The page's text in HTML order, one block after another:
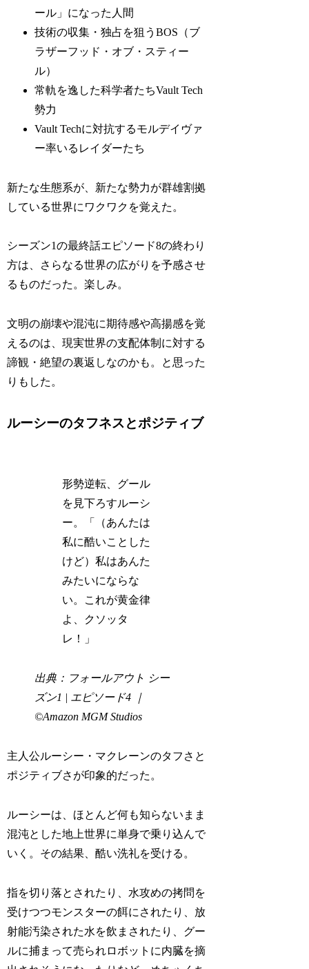
ール」になった人間
技術の収集・独占を狙うBOS（ブ
ラザーフッド・オブ・スティー
ル）
常軌を逸した科学者たちVault Tech
勢力
Vault Techに対抗するモルデイヴァ
ー率いるレイダーたち
新たな生態系が、新たな勢力が群雄割拠
している世界にワクワクを覚えた。
シーズン1の最終話エピソード8の終わり
方は、さらなる世界の広がりを予感させ
るものだった。楽しみ。
文明の崩壊や混沌に期待感や高揚感を覚
えるのは、現実世界の支配体制に対する
諦観・絶望の裏返しなのかも。と思った
りもした。
ルーシーのタフネスとポジティブ
形勢逆転、グール
を見下ろすルーシ
ー。「（あんたは
私に酷いことした
けど）私はあんた
みたいにならな
い。これが黄金律
よ、クソッタ
レ！」
出典：フォールアウト シー
ズン1 | エピソード4 ｜
©Amazon MGM Studios
主人公ルーシー・マクレーンのタフさと
ポジティブさが印象的だった。
ルーシーは、ほとんど何も知らないまま
混沌とした地上世界に単身で乗り込んで
いく。その結果、酷い洗礼を受ける。
指を切り落とされたり、水攻めの拷問を
受けつつモンスターの餌にされたり、放
射能汚染された水を飲まされたり、グー
ルに捕まって売られロボットに内臓を摘